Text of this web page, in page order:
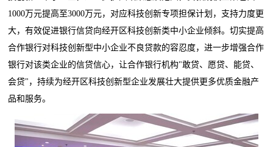
1000万元提高至3000万元，对应科技创新专项担保计划，支持力度更
大，有效促进银行信贷向经开区科技创新类中小企业倾斜。切实提高
合作银行对科技创新型中小企业不良贷款的容忍度，进一步增强合作
银行对该类企业的信贷信心，让合作银行机构"敢贷、愿贷、能贷、
会贷"，持续为经开区科技创新型企业发展壮大提供更多优质金融产
品和服务。